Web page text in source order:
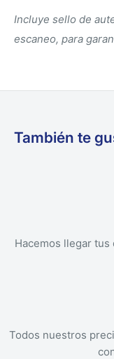
Incluye sello de
escaneo, para
También te
Hacemos llegar
Todos nuestros